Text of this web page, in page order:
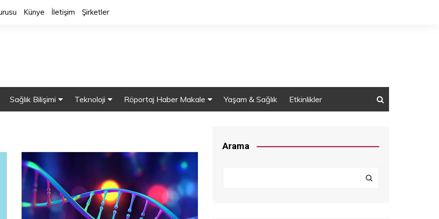
Künye İletişim Şirketler
Öğrenme
Sağlık Bilişimi
Sağlıkta Bulut Bilişim
Güvenlik
Teknoloji
Akıllı Cihazlar
3 Boyutlu Yazıcılar
Sağlıkta Nanoteknolji
Nesnelerin İnterneti (IOT)
Röportaj Haber Makale
Haber
Yaşam & Sağlık Etkinlikler
Arama